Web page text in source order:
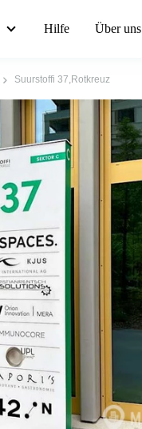
Hilfe Über uns
Suurstoffi 37,Rotkreuz